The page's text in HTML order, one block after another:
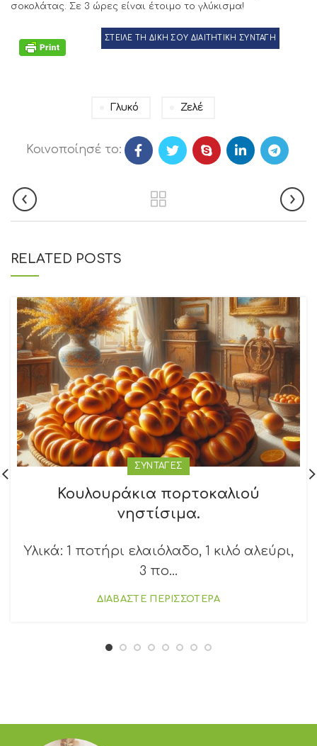
σοκολάτας. Σε 3 ώρες είναι έτοιμο το γλύκισμα!
ΣΤΕΙΛΕ ΤΗ ΔΙΚΗ ΣΟΥ ΔΙΑΙΤΗΤΙΚΗ ΣΥΝΤΑΓΗ
Γλυκό Ζελέ
Κοινοποίησέ το:
RELATED POSTS
ΣΥΝΤΑΓΕΣ
Κουλουράκια πορτοκαλιού
νηστίσιμα.
Υλικά: 1 ποτήρι ελαιόλαδο, 1 κιλό αλεύρι,
3 πο...
ΔΙΑΒΑΣΤΕ ΠΕΡΙΣΣΟΤΕΡΑ